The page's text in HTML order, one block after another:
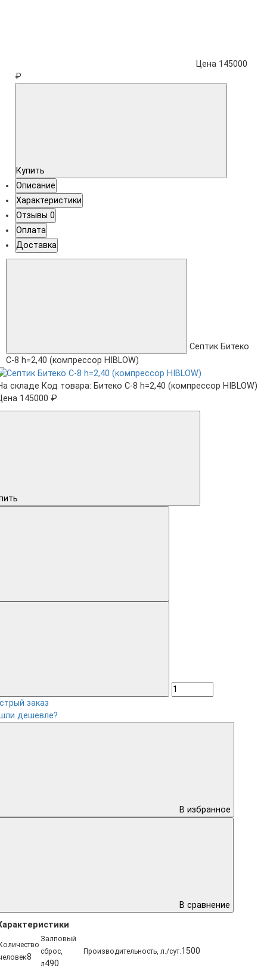
Цена 145000
₽
Купить
Описание
Характеристики
Отзывы 0
Оплата
Доставка
Септик Битеко
С-8 h=2,40 (компрессор HIBLOW)
складе Код товара: Битеко С-8 h=2,40 (компрессор HIBLOW)
145000 ₽
заказ
дешевле?
В избранное
В сравнение
8
Залповый
сброс,
л490
Производительность, л./сут. 1500